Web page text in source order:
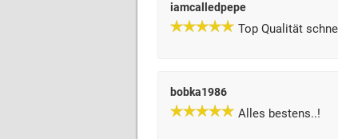
iamcalledpepe
Top Qualität
bobka1986
Alles bestens..!